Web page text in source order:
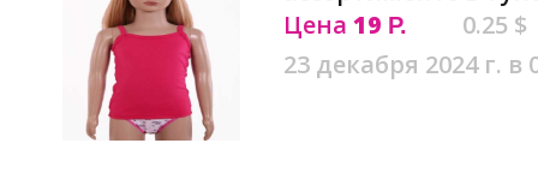
Цена 19 Р.
0.25 $
23 декабря 2024 г. в